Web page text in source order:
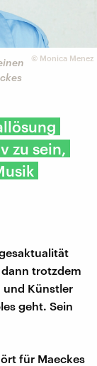
© Monica Menez
zu sein,
trotzdem
und Künstler
geht. Sein
für Maeckes